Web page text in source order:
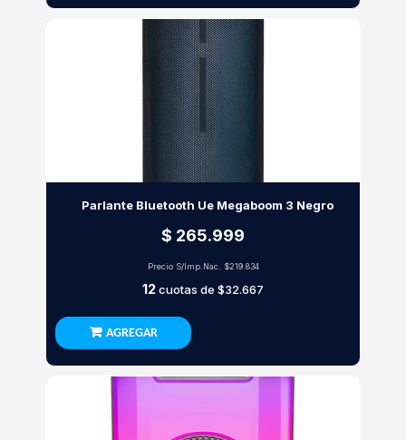
Parlante Bluetooth Ue Megaboom 3 Negro
$ 265.999
Precio S/Imp.Nac. $219.834
12cuotas de $32.667
AGREGAR